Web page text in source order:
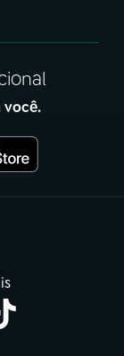
você.
aba)